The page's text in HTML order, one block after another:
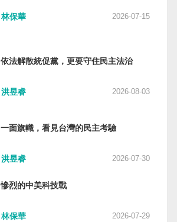
林保華 2026-07-15
依法解散統促黨，更要守住民主法治
洪昱睿 2026-08-03
一面旗幟，看見台灣的民主考驗
洪昱睿 2026-07-30
慘烈的中美科技戰
林保華 2026-07-29